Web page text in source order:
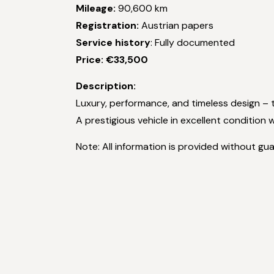
Mileage: 90,600 km
Registration: Austrian papers
Service history: Fully documented
Price: €33,500
Description:
Luxury, performance, and timeless design
A prestigious vehicle in excellent condition
Note: All information is provided without